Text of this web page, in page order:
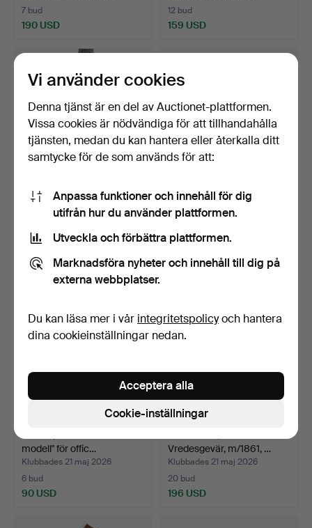
7 bud
190 USD
12 bud
159 USD
HUGGARE, svensk m1847
eller m/1856.
15 bud
115 USD
SABEL, för
artilleriunderofficer m/1889.
17 bud
138 USD
modell" för offic…
Klubbades 21 maj 2026
6 bud
90 USD
Vredesgevär, m/1861, …
Klubbades 21 maj 2026
20 bud
196 USD
Vi använder cookies
Denna tjänst är en del av Auctionet-plattformen.
Vissa cookies är nödvändiga för att tillhandahålla
tjänsten, medan du kan hantera eller återkalla ditt
samtycke för de som används för att:
Anpassa funktioner och innehåll för dig
utifrån hur du använder plattformen.
Utveckla och förbättra plattformen.
Marknadsföra nyheter och innehåll till dig på
externa webbplatser.
Du kan läsa mer i vår integritetspolicyoch hantera
dina cookieinställningar nedan.
Cookie-inställningar
Acceptera alla